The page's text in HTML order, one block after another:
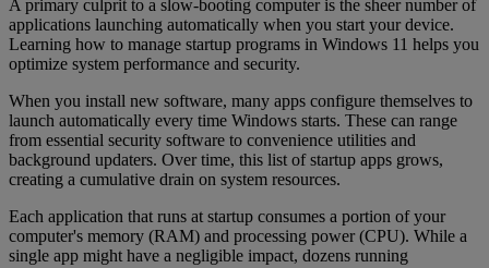
A primary culprit to a slow-booting computer is the sheer number of
applications launching automatically when you start your device.
Learning how to manage startup programs in Windows 11 helps you
optimize system performance and security.
When you install new software, many apps configure themselves to
launch automatically every time Windows starts. These can range
from essential security software to convenience utilities and
background updaters. Over time, this list of startup apps grows,
creating a cumulative drain on system resources.
Each application that runs at startup consumes a portion of your
computer's memory (RAM) and processing power (CPU). While a
single app might have a negligible impact, dozens running